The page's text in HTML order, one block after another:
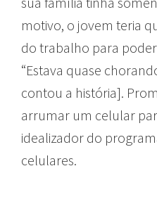
motivo, o jovem teria
do trabalho para
“Estava quase
contou a história].
arrumar um celular
idealizador do
celulares.